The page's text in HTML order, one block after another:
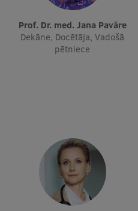
Suvenīri un grāmatas
Sagatavošanas kursi
Profesionālās pilnveides
ESF kvalifikācijas
Prof. Dr. med. Jana Pavāre
Dekāne, Docētāja, Vadošā
pētniece